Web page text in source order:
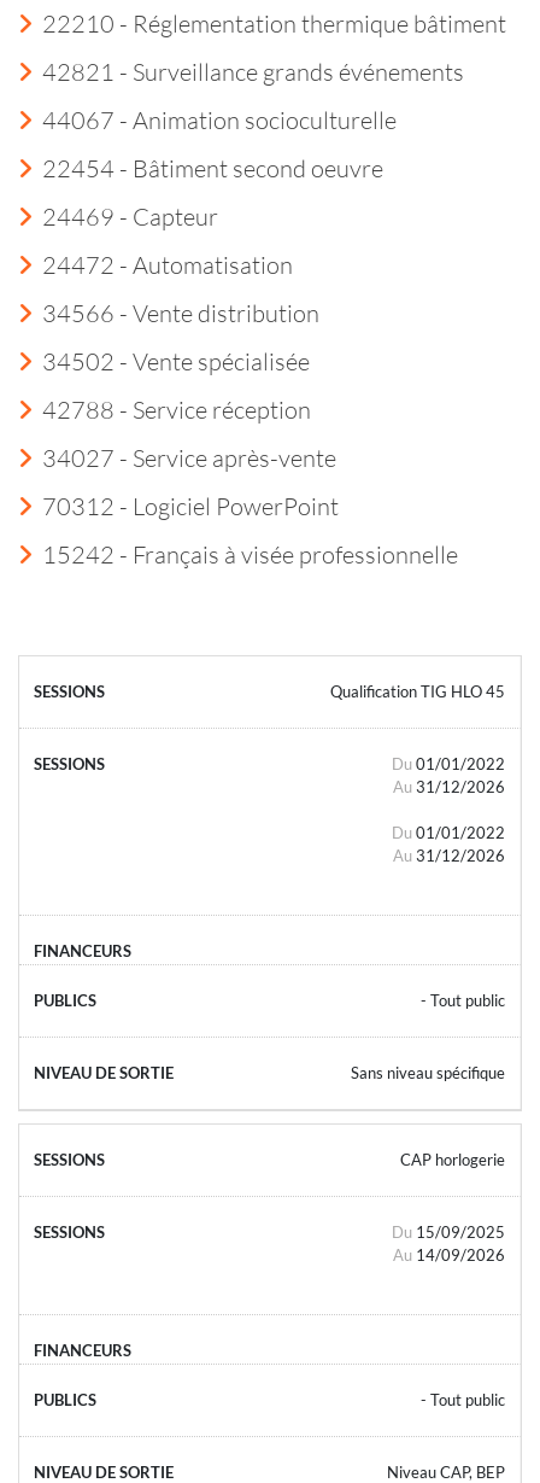
22210 - Réglementation thermique bâtiment
42821 - Surveillance grands événements
44067 - Animation socioculturelle
22454 - Bâtiment second oeuvre
24469 - Capteur
24472 - Automatisation
34566 - Vente distribution
34502 - Vente spécialisée
42788 - Service réception
34027 - Service après-vente
70312 - Logiciel PowerPoint
15242 - Français à visée professionnelle
Qualification TIG HLO 45
Du 01/01/2022
Au 31/12/2026
Du 01/01/2022
Au 31/12/2026
- Tout public
Sans niveau spécifique
CAP horlogerie
Du 15/09/2025
Au 14/09/2026
- Tout public
Niveau CAP, BEP